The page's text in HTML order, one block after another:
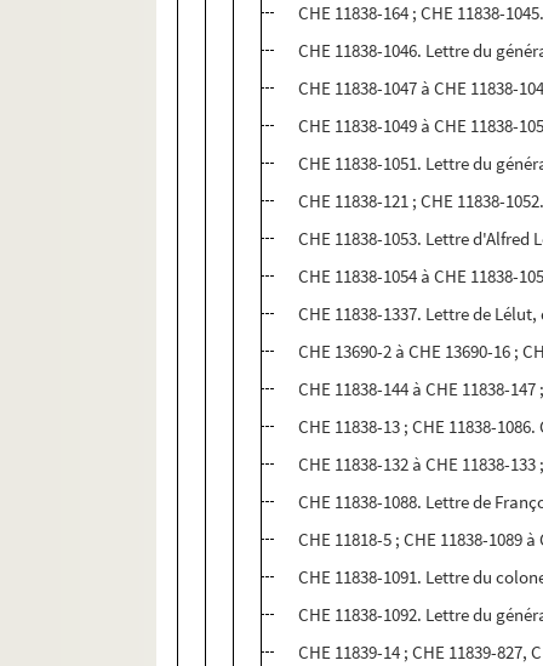
CHE 11838-164 ; CHE 11838-
CHE 11838-1046. Lettre du
CHE 11838-1047 à CHE 11838-
CHE 11838-1049 à CHE 11838-
CHE 11838-1051. Lettre du
CHE 11838-121 ; CHE 11838-
CHE 11838-1053. Lettre d'Alfred
CHE 11838-1054 à CHE 11838-
CHE 11838-1337. Lettre de
CHE 13690-2 à CHE 13690-16 ;
CHE 11838-144 à CHE 11838-
CHE 11838-13 ; CHE 11838-
CHE 11838-132 à CHE 11838-
CHE 11838-1088. Lettre de
CHE 11818-5 ; CHE 11838-1089
CHE 11838-1091. Lettre du
CHE 11838-1092. Lettre du
CHE 11839-14 ; CHE 11839-